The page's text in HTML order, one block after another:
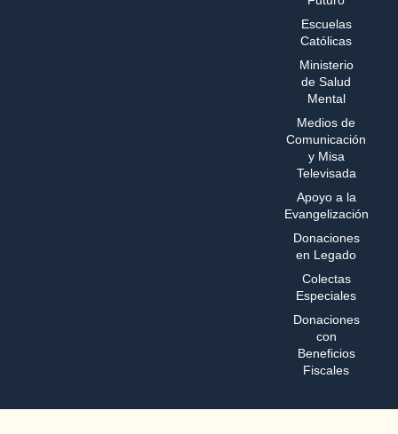
Escuelas
Católicas
Ministerio
de Salud
Mental
Medios de
Comunicación
y Misa
Televisada
Apoyo a la
Evangelización
Donaciones
en Legado
Colectas
Especiales
Donaciones
con
Beneficios
Fiscales